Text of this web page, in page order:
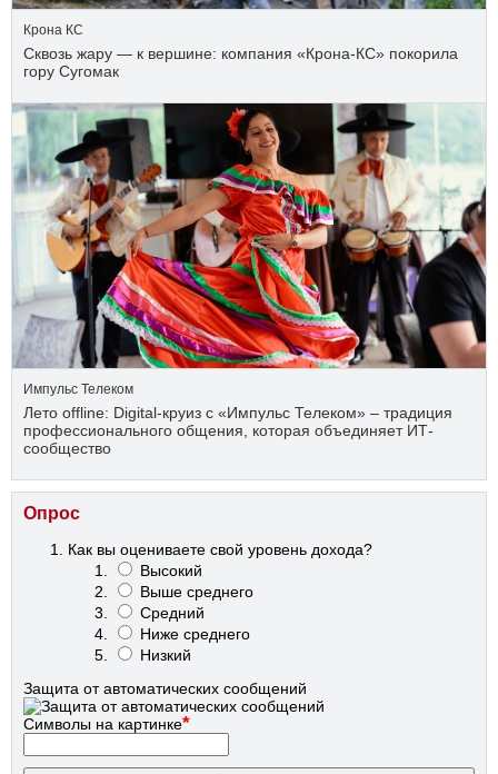
Крона КС
Сквозь жару — к вершине: компания «Крона‑КС» покорила
гору Сугомак
Импульс Телеком
Лето offline: Digital-круиз с «Импульс Телеком» – традиция
профессионального общения, которая объединяет ИТ-
сообщество
Опрос
Как вы оцениваете свой уровень дохода?
Высокий
Выше среднего
Средний
Ниже среднего
Низкий
Защита от автоматических сообщений
Символы на картинке*